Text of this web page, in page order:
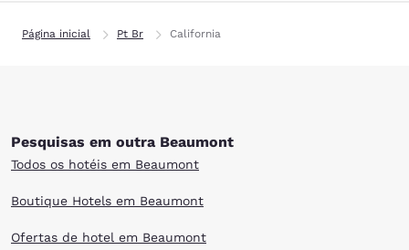
Página inicial Pt Br California
Pesquisas em outra Beaumont
Todos os hotéis em Beaumont
Boutique Hotels em Beaumont
Ofertas de hotel em Beaumont